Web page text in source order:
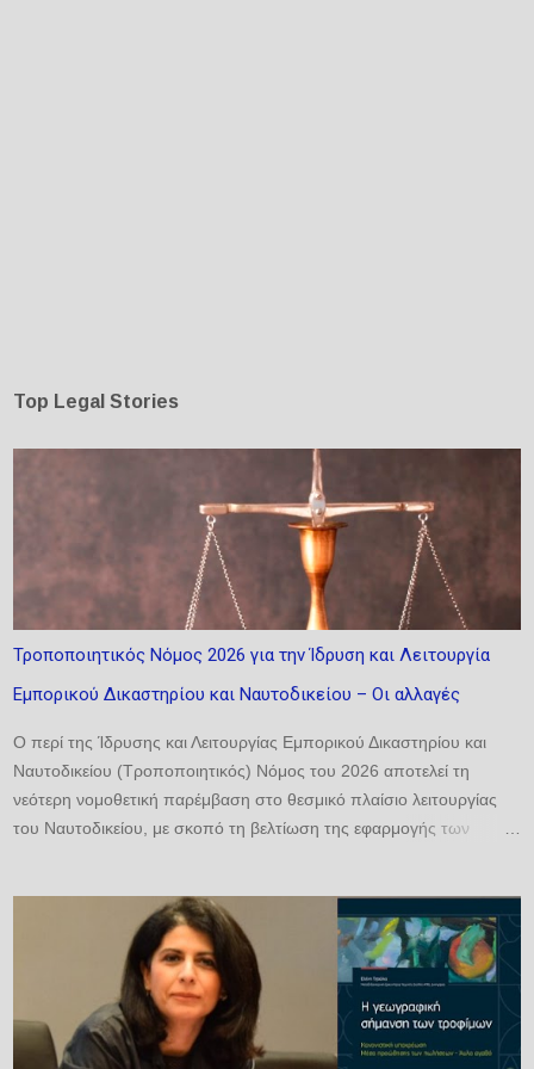
Top Legal Stories
Τροποποιητικός Νόμος 2026 για την Ίδρυση και Λειτουργία
Εμπορικού Δικαστηρίου και Ναυτοδικείου – Οι αλλαγές
Ο περί της Ίδρυσης και Λειτουργίας Εμπορικού Δικαστηρίου και
Ναυτοδικείου (Τροποποιητικός) Νόμος του 2026 αποτελεί τη
νεότερη νομοθετική παρέμβαση στο θεσμικό πλαίσιο λειτουργίας
του Ναυτοδικείου, με σκοπό τη βελτίωση της εφαρμογής των
τροποποιήσεις που εισάγονται αφορούν κυρίως δύο ζητήματα:
αφενός τη διευκρίνιση της σύνθεσης του Δικαστηρίου και αφετέρου
την ενίσχυση της ευελιξίας ως προς τον ορισμό δικαστών για την
εκδίκαση υποθέσεων σε περίπτωση κωλύματος ή άλλων ειδικών
περιστάσεων. 1. Τροποποίηση του άρθρου 18 του βασικού νόμου
Με την τροποποίηση του άρθρου 18, παράγραφος (α) του εδαφίου